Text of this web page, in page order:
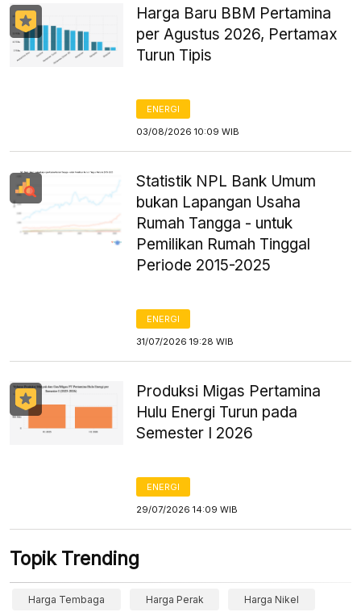
Harga Baru BBM Pertamina
per Agustus 2026, Pertamax
Turun Tipis
ENERGI
03/08/2026 10:09 WIB
Statistik NPL Bank Umum
bukan Lapangan Usaha
Rumah Tangga - untuk
Pemilikan Rumah Tinggal
Periode 2015-2025
ENERGI
31/07/2026 19:28 WIB
Produksi Migas Pertamina
Hulu Energi Turun pada
Semester I 2026
ENERGI
29/07/2026 14:09 WIB
Topik Trending
Harga Tembaga Harga Perak Harga Nikel